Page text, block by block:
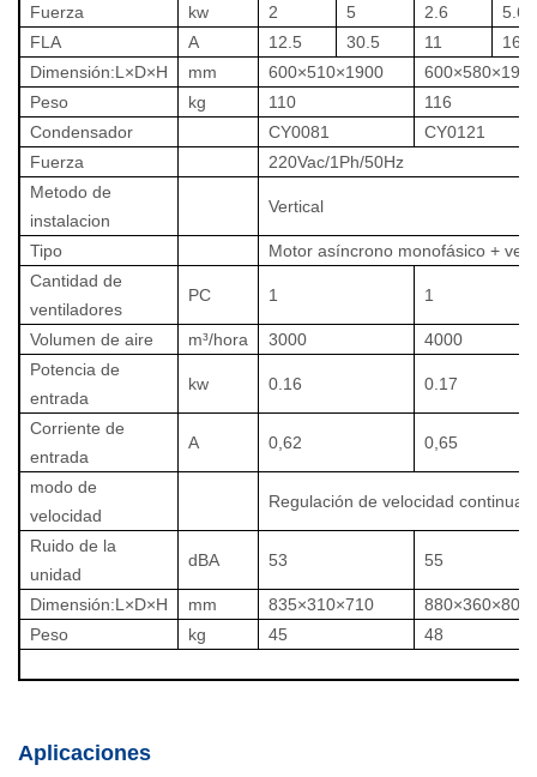
Fuerza
kw 2 5 2.6
5.6
FLA
A 12.5 30.5 11
16
Dimensión:L×D×H
mm 600×510×1900
Peso
kg 110
116
Condensador
CY0081
CY0121
Fuerza
220Vac/1Ph/50Hz
Metodo de
instalacion
Vertical
Tipo
Motor asíncrono monofásico +
Cantidad de
ventiladores
PC 1 1
Volumen de aire m³/hora 3000
4000
Potencia de
entrada
kw 0.16 0.17
Corriente de
entrada
A 0,62 0,65
modo de
velocidad
Regulación de velocidad continua
Ruido de la
unidad
dBA 53 55
Dimensión:L×D×H mm 835×310×710
880×360×800
Peso
kg 45 48
Aplicaciones